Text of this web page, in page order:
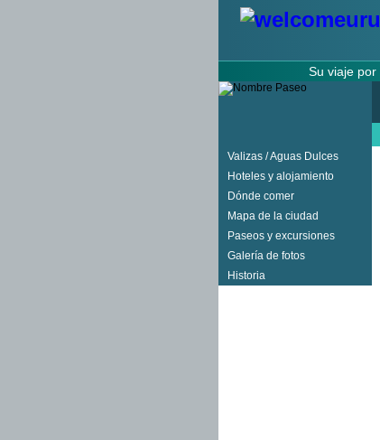
Su viaje por
Valizas / Aguas Dulces
Hoteles y alojamiento
Dónde comer
Mapa de la ciudad
Paseos y excursiones
Galería de fotos
Historia